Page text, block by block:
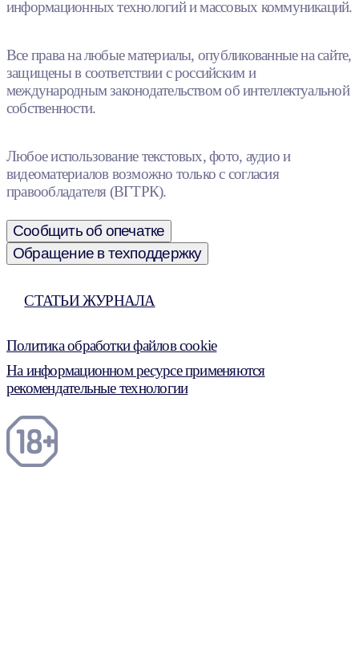
информационных технологий и массовых коммуникаций.
Все права на любые материалы, опубликованные на сайте,
защищены в соответствии с российским и
международным законодательством об интеллектуальной
собственности.
Любое использование текстовых, фото, аудио и
видеоматериалов возможно только с согласия
правообладателя (ВГТРК).
Сообщить об опечатке
Обращение в техподдержку
СТАТЬИ ЖУРНАЛА
Политика обработки файлов cookie
На информационном ресурсе применяются
рекомендательные технологии